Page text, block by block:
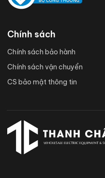
Chính sách
Chính sách bảo hành
Chính sách vận chuyển
CS bảo mật thông tin